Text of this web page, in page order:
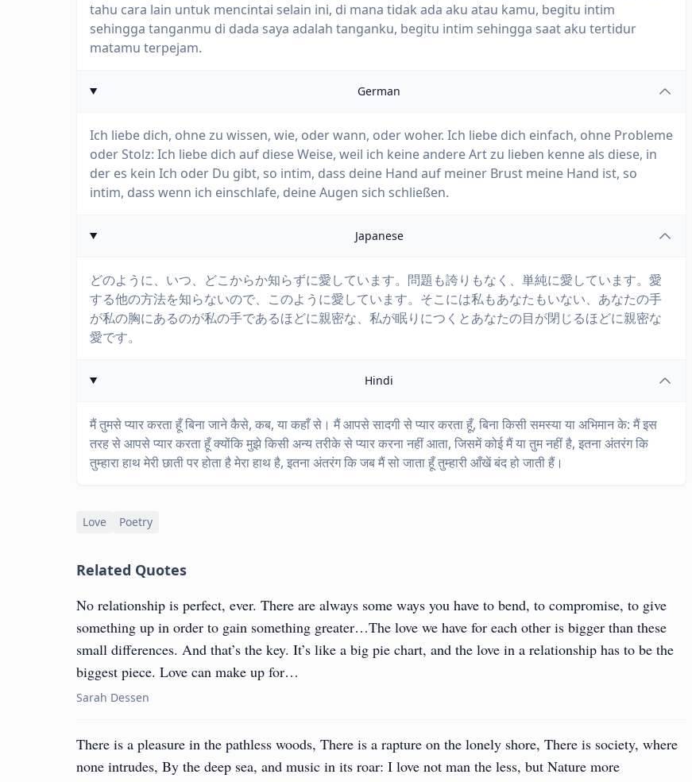
tahu cara lain untuk mencintai selain ini, di mana tidak ada aku atau kamu, begitu intim
sehingga tanganmu di dada saya adalah tanganku, begitu intim sehingga saat aku tertidur
matamu terpejam.
German
Ich liebe dich, ohne zu wissen, wie, oder wann, oder woher. Ich liebe dich einfach, ohne Probleme
oder Stolz: Ich liebe dich auf diese Weise, weil ich keine andere Art zu lieben kenne als diese, in
der es kein Ich oder Du gibt, so intim, dass deine Hand auf meiner Brust meine Hand ist, so
intim, dass wenn ich einschlafe, deine Augen sich schließen.
Japanese
どのように、いつ、どこからか知らずに愛しています。問題も誇りもなく、単純に愛しています。愛
する他の方法を知らないので、このように愛しています。そこには私もあなたもいない、あなたの手
が私の胸にあるのが私の手であるほどに親密な、私が眠りにつくとあなたの目が閉じるほどに親密な
愛です。
Hindi
मैं तुमसे प्यार करता हूँ बिना जाने कैसे, कब, या कहाँ से। मैं आपसे सादगी से प्यार करता हूँ, बिना किसी समस्या या अभिमान के: मैं इस
तरह से आपसे प्यार करता हूँ क्योंकि मुझे किसी अन्य तरीके से प्यार करना नहीं आता, जिसमें कोई मैं या तुम नहीं है, इतना अंतरंग कि
तुम्हारा हाथ मेरी छाती पर होता है मेरा हाथ है, इतना अंतरंग कि जब मैं सो जाता हूँ तुम्हारी आँखें बंद हो जाती हैं।
Love Poetry
Related Quotes
No relationship is perfect, ever. There are always some ways you have to bend, to compromise, to give
something up in order to gain something greater…The love we have for each other is bigger than these
small differences. And that’s the key. It’s like a big pie chart, and the love in a relationship has to be the
biggest piece. Love can make up for…
Sarah Dessen
There is a pleasure in the pathless woods, There is a rapture on the lonely shore, There is society, where
none intrudes, By the deep sea, and music in its roar: I love not man the less, but Nature more